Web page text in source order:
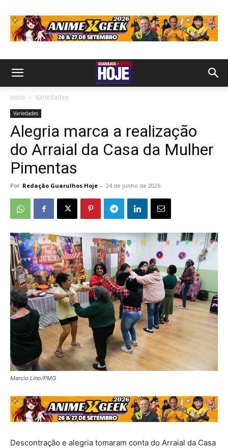
Início Variedades
Variedades
Alegria marca a realização
do Arraial da Casa da Mulher
Pimentas
Por Redação Guarulhos Hoje - 24 de junho de 2026
Marcio Lino/PMG
Descontração e alegria tomaram conta do Arraial da Casa